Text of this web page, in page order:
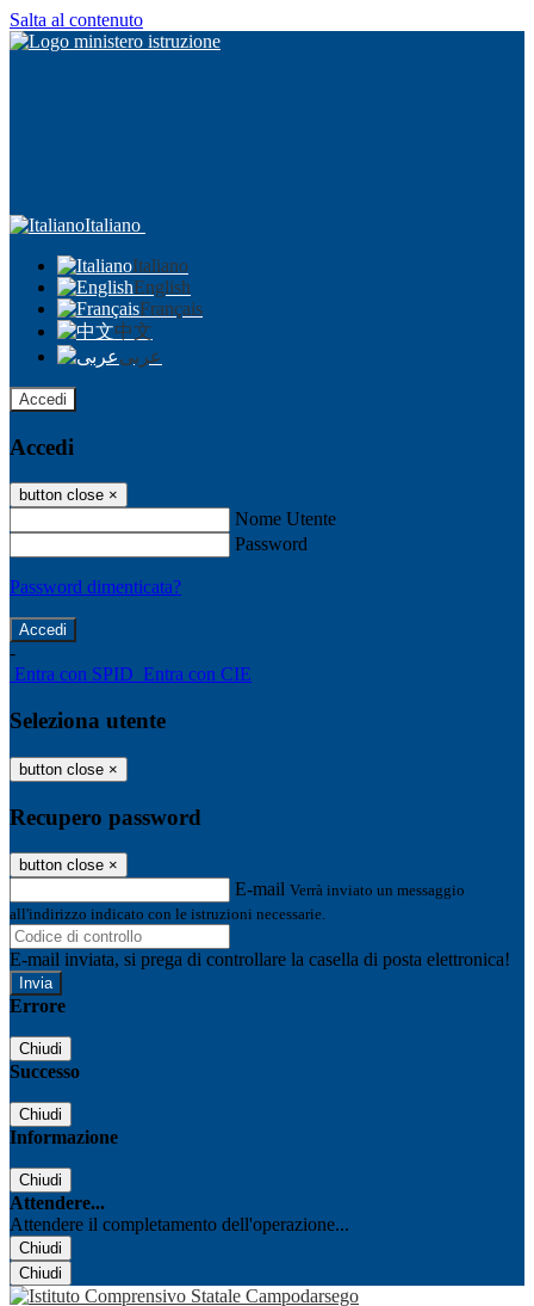
Salta al contenuto
Italiano
Italiano
English
Français
中文
عربى
Accedi
Accedi
button close ×
Nome Utente
Password
Password dimenticata?
-
Entra con SPID Entra con CIE
Seleziona utente
button close ×
Recupero password
button close ×
E-mail Verrà inviato un messaggio
all'indirizzo indicato con le istruzioni necessarie.
E-mail inviata, si prega di controllare la casella di posta elettronica!
Errore
Chiudi
Successo
Chiudi
Informazione
Chiudi
Attendere...
Attendere il completamento dell'operazione...
Chiudi
Chiudi